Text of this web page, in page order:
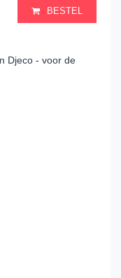
BESTEL
Djeco - voor de